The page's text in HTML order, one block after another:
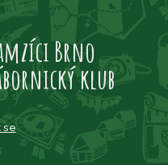
Brno
klub
se